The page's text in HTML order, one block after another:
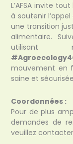
L’AFSA invite
à soutenir
une transition
alimentaire.
utilisant
mouvement en
saine et
Coordonnées :
Pour de plus
demandes de
veuillez